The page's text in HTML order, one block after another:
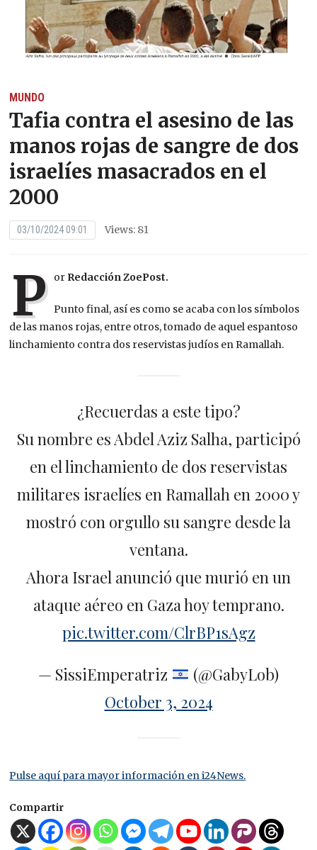
MUNDO
Tafia contra el asesino de las
manos rojas de sangre de dos
israelíes masacrados en el
2000
03/10/2024 09:01 Views: 81
P or Redacción ZoePost.
Punto final, así es como se acaba con los símbolos
de las manos rojas, entre otros, tomado de aquel espantoso
linchamiento contra dos reservistas judíos en Ramallah.
¿Recuerdas a este tipo?
Su nombre es Abdel Aziz Salha, participó
en el linchamiento de dos reservistas
militares israelíes en Ramallah en 2000 y
mostró con orgullo su sangre desde la
ventana.
Ahora Israel anunció que murió en un
ataque aéreo en Gaza hoy temprano.
pic.twitter.com/ClrBP1sAgz
— SissiEmperatriz
(@GabyLob)
October 3, 2024
Pulse aquí para mayor información en i24News.
Compartir